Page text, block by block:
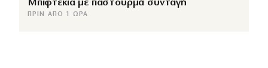
Μπιφτέκια με παστουρμά συνταγή
ΠΡΙΝ ΑΠΌ 1 ΏΡΑ